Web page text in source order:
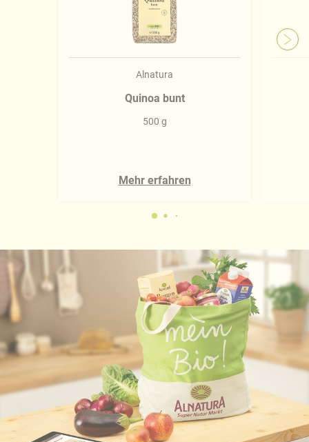
Alnatura
Quinoa bunt
500 g
Mehr erfahren